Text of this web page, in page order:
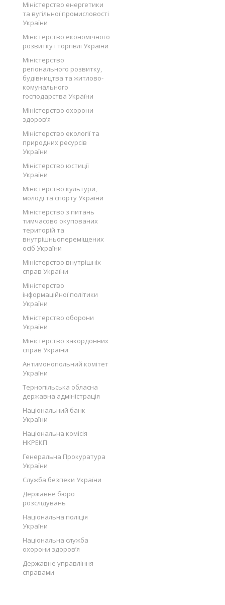
Міністерство енергетики
та вугільної промисловості
України
Міністерство економічного
розвитку і торгівлі України
Міністерство
регіонального розвитку,
будівництва та житлово-
комунального
господарства України
Міністерство охорони
здоров’я
Міністерство екології та
природних ресурсів
України
Міністерство юстиції
України
Міністерство культури,
молоді та спорту України
Міністерство з питань
тимчасово окупованих
територій та
внутрішньопереміщених
осіб України
Міністерство внутрішніх
справ України
Міністерство
інформаційної політики
України
Міністерство оборони
України
Міністерство закордонних
справ України
Антимонопольний комітет
України
Тернопільська обласна
державна адміністрація
Національний банк
України
Національна комісія
НКРЕКП
Генеральна Прокуратура
України
Служба безпеки України
Державне бюро
розслідувань
Національна поліція
України
Національна служба
охорони здоров’я
Державне управління
справами